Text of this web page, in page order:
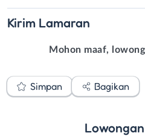
Kirim Lamaran
Mohon maaf,
Simpan Bagikan
Lowongan